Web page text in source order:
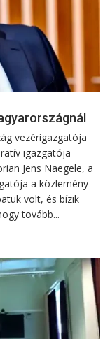
vezérigazgatója
igazgatója
Jens Naegele, a
a közlemény
volt, és bízik
tovább...